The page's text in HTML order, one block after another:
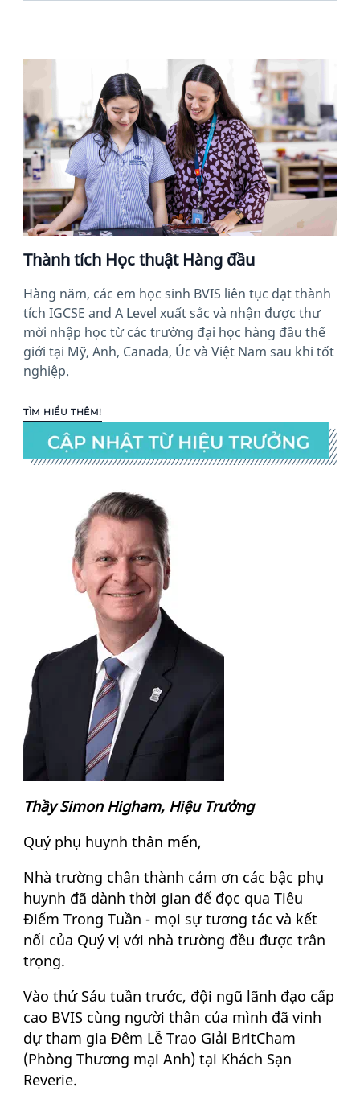
Thành tích Học thuật Hàng đầu
Hàng năm, các em học sinh BVIS liên tục đạt thành
tích IGCSE and A Level xuất sắc và nhận được thư
mời nhập học từ các trường đại học hàng đầu thế
giới tại Mỹ, Anh, Canada, Úc và Việt Nam sau khi tốt
nghiệp.
TÌM HIỂU THÊM!
Thầy Simon Higham, Hiệu Trưởng
Quý phụ huynh thân mến,
Nhà trường chân thành cảm ơn các bậc phụ
huynh đã dành thời gian để đọc qua Tiêu
Điểm Trong Tuần - mọi sự tương tác và kết
nối của Quý vị với nhà trường đều được trân
trọng.
Vào thứ Sáu tuần trước, đội ngũ lãnh đạo cấp
cao BVIS cùng người thân của mình đã vinh
dự tham gia Đêm Lễ Trao Giải BritCham
(Phòng Thương mại Anh) tại Khách Sạn
Reverie.